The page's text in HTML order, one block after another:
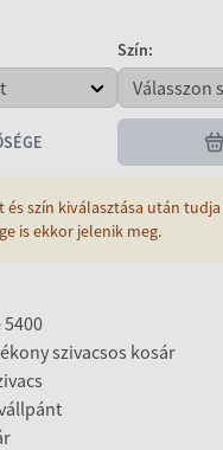
Szín:
és szín kiválasztása után
is ekkor jelenik meg.
5400
szivacsos kosár